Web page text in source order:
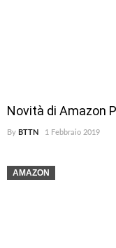
Novità di Amazon
By BTTN 1 Febbraio 2019
AMAZON